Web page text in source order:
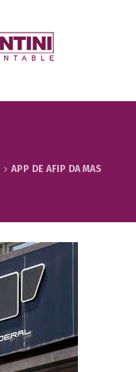
APP DE AFIP DA MAS